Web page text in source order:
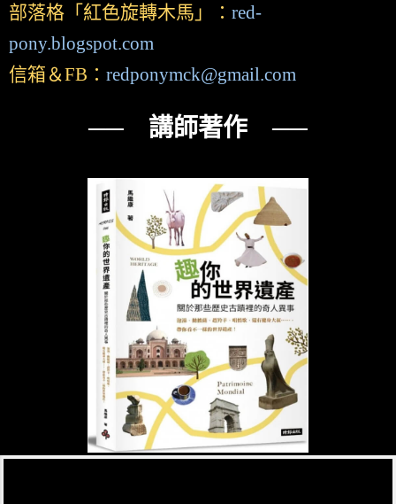
部落格「紅色旋轉木馬」： red-
pony.blogspot.com
信箱＆FB： redponymck@gmail.com
── 講師著作 ──